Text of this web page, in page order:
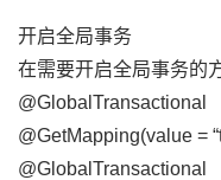
开启全局事务
在需要开启全局事务的
@GlobalTransactional
@GetMapping(value =
@GlobalTransactional